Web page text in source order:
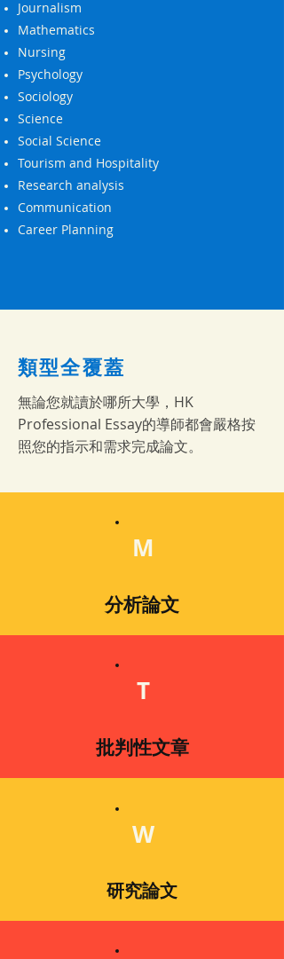
Journalism
Mathematics
Nursing
Psychology
Sociology
Science
Social Science
Tourism and Hospitality
Research analysis
Communication
Career Planning
類型全覆蓋
無論您就讀於哪所大學，HK
Professional Essay的導師都會嚴格按
照您的指示和需求完成論文。
M
分析論文
T
批判性文章
W
研究論文